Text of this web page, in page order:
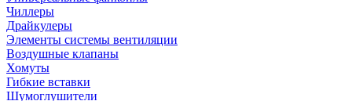
Чиллеры
Драйкулеры
Элементы системы вентиляции
Воздушные клапаны
Хомуты
Гибкие вставки
Шумоглушители